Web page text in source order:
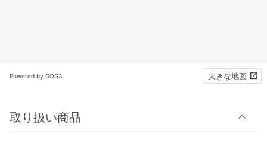
Powered by GOGA 大きな地図
取り扱い商品